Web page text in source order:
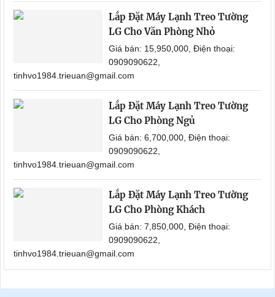
Lắp Đặt Máy Lạnh Treo Tường
LG Cho Văn Phòng Nhỏ
Giá bán: 15,950,000, Điện thoại:
0909090622,
tinhvo1984.trieuan@gmail.com
Lắp Đặt Máy Lạnh Treo Tường
LG Cho Phòng Ngủ
Giá bán: 6,700,000, Điện thoại:
0909090622,
tinhvo1984.trieuan@gmail.com
Lắp Đặt Máy Lạnh Treo Tường
LG Cho Phòng Khách
Giá bán: 7,850,000, Điện thoại:
0909090622,
tinhvo1984.trieuan@gmail.com